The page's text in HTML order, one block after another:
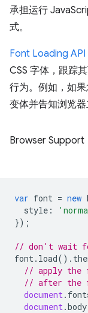
承担运行
式。
Font Loading API
CSS 字体，跟踪
行为。例如，如
变体并告知浏览器
Browser Support
var font = new
style :
});
// don't wait
font . load().
// apply the
// after the
document .
document .body